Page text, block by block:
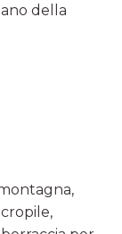
della